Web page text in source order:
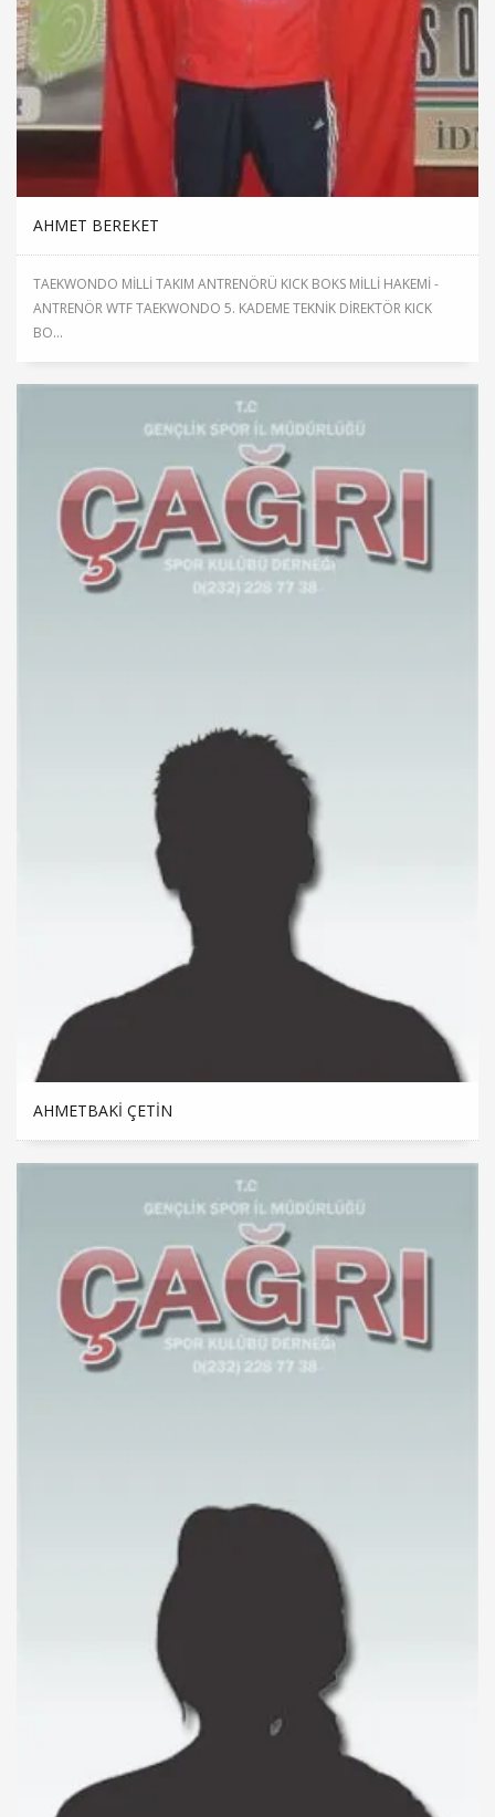
AHMET BEREKET
TAEKWONDO MİLLİ TAKIM ANTRENÖRÜ KICK BOKS MİLLİ HAKEMİ -
ANTRENÖR WTF TAEKWONDO 5. KADEME TEKNİK DİREKTÖR KICK
BO...
AHMETBAKI ÇETİN